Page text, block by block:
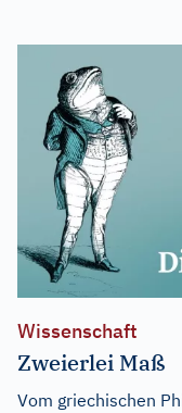
Wissenschaft
Zweierlei Maß
Vom griechischen